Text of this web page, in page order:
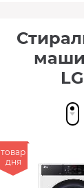
LG
товар
дня